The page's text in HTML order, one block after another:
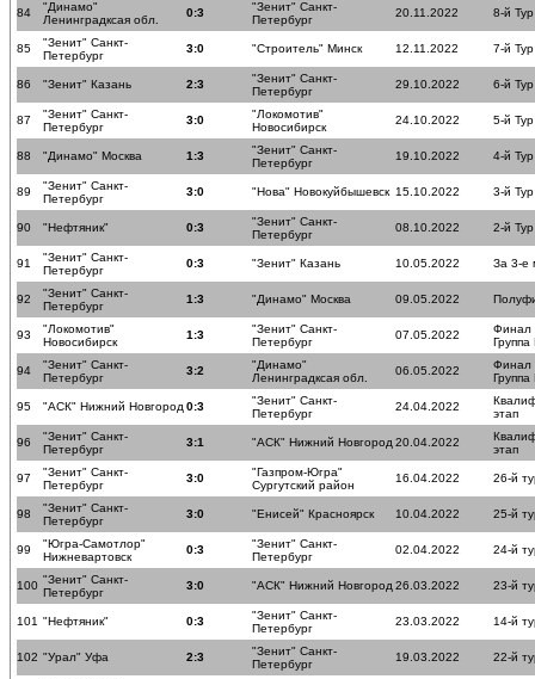
84
"Динамо"
Ленинградксая обл.
0:3
"Зенит" Санкт-
Петербург
20.11.2022 8-й Тур
85
"Зенит" Санкт-
Петербург
3:0 "Строитель" Минск 12.11.2022 7-й Тур
86 "Зенит" Казань 2:3
"Зенит" Санкт-
Петербург
29.10.2022 6-й Тур
87
"Зенит" Санкт-
Петербург
3:0
"Локомотив"
Новосибирск
24.10.2022 5-й Тур
88 "Динамо" Москва 1:3
"Зенит" Санкт-
Петербург
19.10.2022 4-й Тур
89
"Зенит" Санкт-
Петербург
3:0 "Нова" Новокуйбышевск 15.10.2022 3-й Тур
90 "Нефтяник" 0:3
"Зенит" Санкт-
Петербург
08.10.2022 2-й Тур
91
"Зенит" Санкт-
Петербург
0:3 "Зенит" Казань 10.05.2022 За 3-е
92
"Зенит" Санкт-
Петербург
1:3 "Динамо" Москва 09.05.2022
93
"Локомотив"
Новосибирск
1:3
"Зенит" Санкт-
Петербург
07.05.2022
Финал
Группа
94
"Зенит" Санкт-
Петербург
3:2
"Динамо"
Ленинградксая обл.
06.05.2022
Финал
Группа
95 "АСК" Нижний Новгород 0:3
"Зенит" Санкт-
Петербург
24.04.2022
этап
96
"Зенит" Санкт-
Петербург
3:1 "АСК" Нижний Новгород 20.04.2022
этап
97
"Зенит" Санкт-
Петербург
3:0
"Газпром-Югра"
Сургутский район
16.04.2022 26-й
98
"Зенит" Санкт-
Петербург
3:0 "Енисей" Красноярск 10.04.2022 25-й
99
"Югра-Самотлор"
Нижневартовск
0:3
"Зенит" Санкт-
Петербург
02.04.2022 24-й
100 "Зенит" Санкт-
Петербург
3:0 "АСК" Нижний Новгород 26.03.2022 23-й
101 "Нефтяник" 0:3
"Зенит" Санкт-
Петербург
23.03.2022 14-й
102 "Урал" Уфа 2:3
"Зенит" Санкт-
Петербург
19.03.2022 22-й